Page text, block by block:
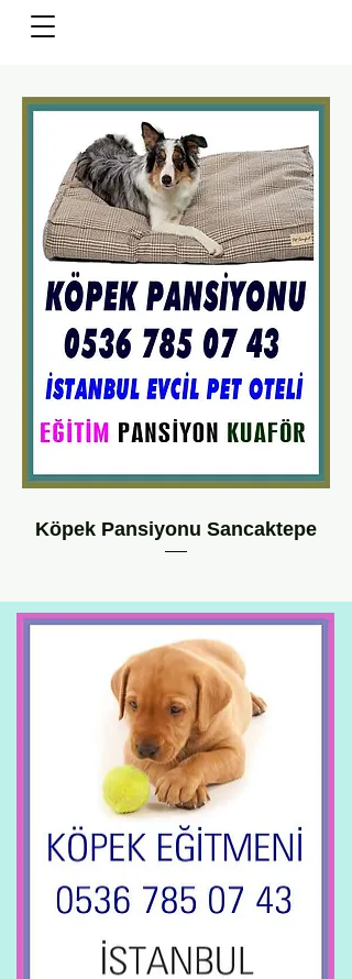
Köpek Pansiyonu Sancaktepe